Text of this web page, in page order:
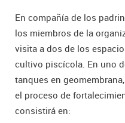
En compañía de los
los miembros de la
visita a dos de los
cultivo piscícola. En uno
tanques en
el proceso de
consistirá en: